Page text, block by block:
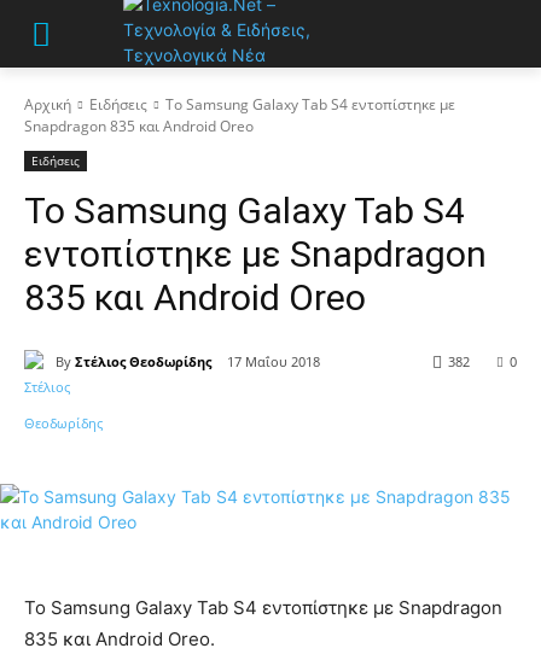
Αρχική Ειδήσεις
Το Samsung Galaxy Tab S4 εντοπίστηκε με
Snapdragon 835 και Android Oreo
Ειδήσεις
Το Samsung Galaxy Tab S4
εντοπίστηκε με Snapdragon
835 και Android Oreo
By Στέλιος Θεοδωρίδης 17 Μαΐου 2018 0
382
Το Samsung Galaxy Tab S4 εντοπίστηκε με Snapdragon
835 και Android Oreo.